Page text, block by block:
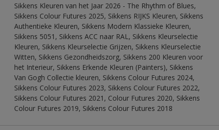
Sikkens Kleuren van het Jaar 2026 - The Rhythm of Blues,
Sikkens Colour Futures 2025, Sikkens RIJKS Kleuren, Sikkens
Authentieke Kleuren, Sikkens Modern Klassieke Kleuren,
Sikkens 5051, Sikkens ACC naar RAL, Sikkens Kleurselectie
Kleuren, Sikkens Kleurselectie Grijzen, Sikkens Kleurselectie
Witten, Sikkens Gezondheidszorg, Sikkens 200 Kleuren voor
het Interieur, Sikkens Erkende Kleuren (Painters), Sikkens
Van Gogh Collectie kleuren, Sikkens Colour Futures 2024,
Sikkens Colour Futures 2023, Sikkens Colour Futures 2022,
Sikkens Colour Futures 2021, Colour Futures 2020, Sikkens
Colour Futures 2019, Sikkens Colour Futures 2018